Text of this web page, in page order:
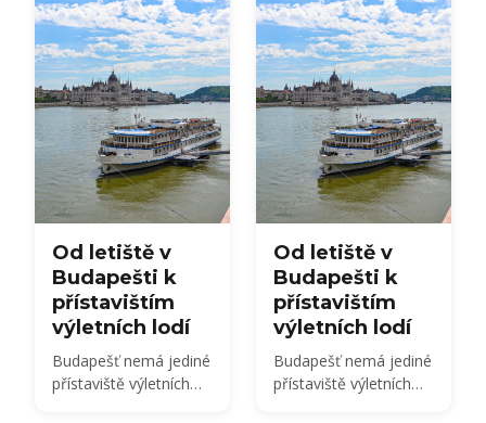
Od letiště v
Budapešti k
přístavištím
výletních lodí
Budapešť nemá jediné
přístaviště výletních
Od letiště v
Budapešti k
přístavištím
výletních lodí
Budapešť nemá jediné
přístaviště výletních